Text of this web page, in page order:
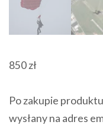
850zł
Po zakupie
wysłany na adres